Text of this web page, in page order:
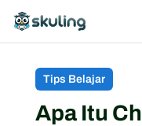
Tips Belajar
Apa Itu